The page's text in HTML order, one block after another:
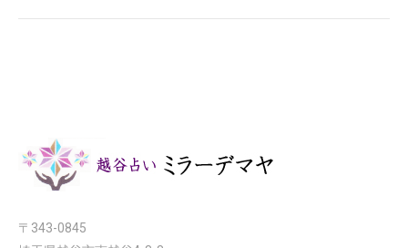
〒343-0845